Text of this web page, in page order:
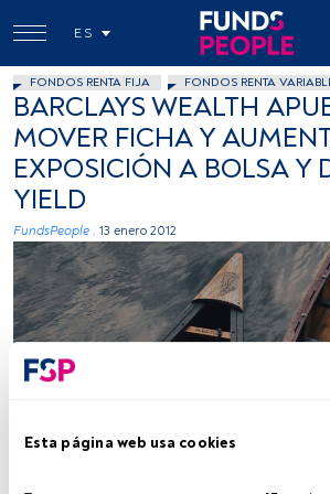
Esta página web usa cookies
ES
FONDOS RENTA FIJA FONDOS RENTA
BARCLAYS WEALTH
MOVER FICHA Y
EXPOSICIÓN A BOLSA Y
YIELD
FundsPeople . 13 enero 2012